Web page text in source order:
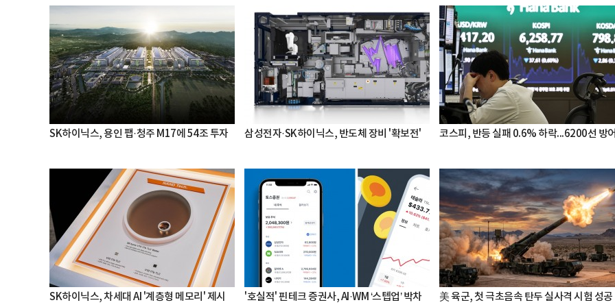
SK하이닉스, 용인 팹·청주 M17에 54조 투자 삼성전자·SK하이닉스, 반도체 장비 '확보전' 코스피, 반등 실패 0.6% 하락...6200선 방
SK하이닉스, 차세대 AI '계층형 메모리' 제시 '호실적' 핀테크 증권사, AI·WM ‘스텝업’ 박차 美 육군, 첫 극초음속 탄두 실사격 시험 성공